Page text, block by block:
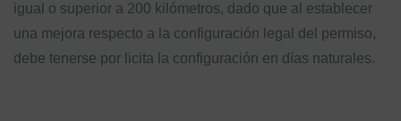
igual o superior a 200 kilómetros, dado que al establecer
una mejora respecto a la configuración legal del permiso,
debe tenerse por licita la configuración en días naturales.